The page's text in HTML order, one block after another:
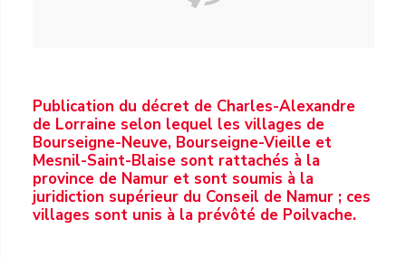
Publication du décret de Charles-Alexandre
de Lorraine selon lequel les villages de
Bourseigne-Neuve, Bourseigne-Vieille et
Mesnil-Saint-Blaise sont rattachés à la
province de Namur et sont soumis à la
juridiction supérieur du Conseil de Namur ; ces
villages sont unis à la prévôté de Poilvache.